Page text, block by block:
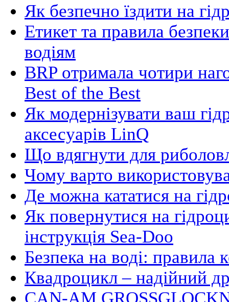
Як безпечно їздити на
Етикет та правила
водіям
BRP отримала чотири
Best of the Best
Як модернізувати ваш
аксесуарів LinQ
Що вдягнути для
Чому варто
Де можна кататися на
Як повернутися на
інструкція Sea-Doo
Безпека на воді: правила
Квадроцикл – надійний
CAN-AM